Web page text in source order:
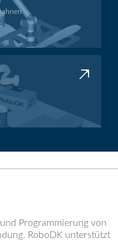
Programmierung von
RoboDK unterstützt